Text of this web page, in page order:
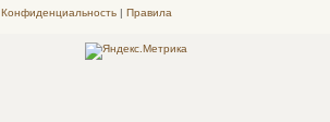
Конфиденциальность| Правила